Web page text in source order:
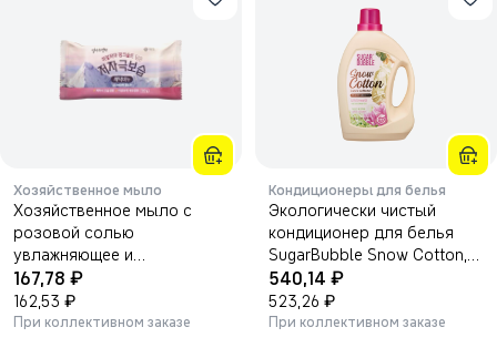
Хозяйственное мыло
Хозяйственное мыло с
розовой солью
увлажняющее и
гипоаллергенное AEKYUNG
Mom's Choice Pink Salt
laundry soap hypoallergenic
167,78 ₽
162,53 ₽
При коллективном заказе
Кондиционеры для белья
Экологически чистый
кондиционер для белья
SugarBubble Snow Cotton,
3000 мл.
540,14 ₽
523,26 ₽
При коллективном заказе